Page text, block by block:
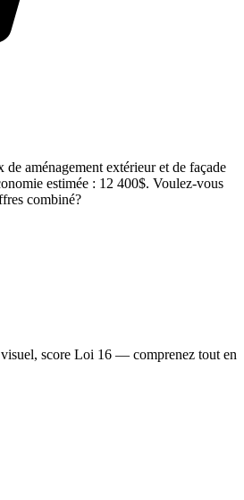
de aménagement extérieuret de façade
estimée : 12 400$. Voulez-vous
combiné?
score Loi 16 — comprenez tout en